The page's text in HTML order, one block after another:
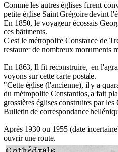
Comme les autres églises furent
petite église Saint Grégoire devint
En 1850, le voyageur écossais
ces bâtiments.
C'est le métropolite Constance de
restaurer de nombreux monuments
En 1863, Il fit reconstruire, en
voyons sur cette carte postale.
"Cette église (l'ancienne), il y a
du métropolite Constantios, a fait
grossières églises construites par
Bulletin de correspondance
Après 1930 ou 1955 (date
ouvrir une route.